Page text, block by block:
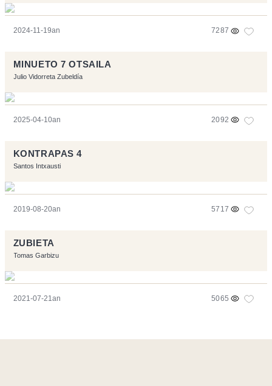
2024-11-19an 7287
MINUETO 7 OTSAILA
Julio Vidorreta Zubeldía
2025-04-10an 2092
KONTRAPAS 4
Santos Intxausti
2019-08-20an 5717
ZUBIETA
Tomas Garbizu
2021-07-21an 5065